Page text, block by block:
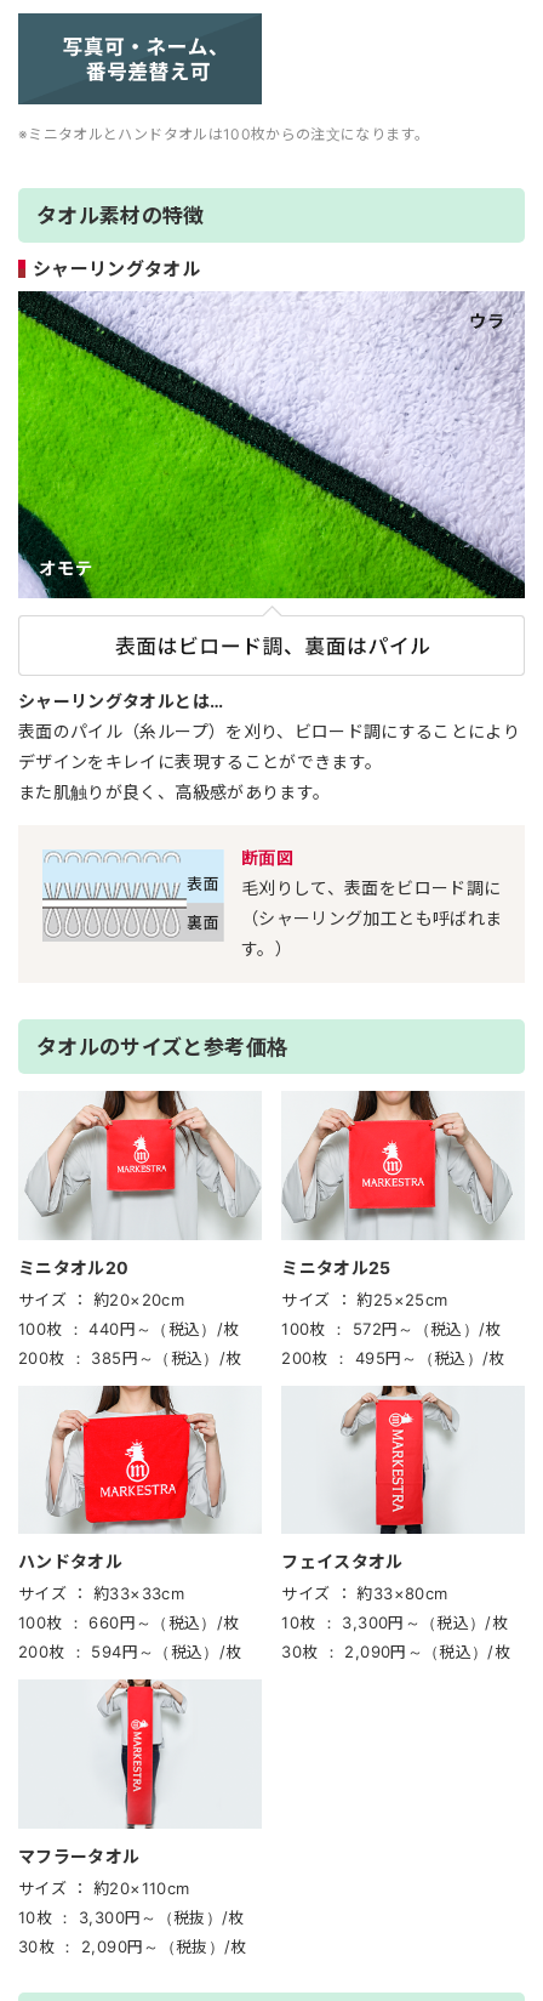
※ミニタオルとハンドタオルは100枚からの注文になります。
タオル素材の特徴
シャーリングタオル
シャーリングタオルとは…
表面のパイル（糸ループ）を刈り、ビロード調にすることにより
デザインをキレイに表現することができます。
また肌触りが良く、高級感があります。
断面図
毛刈りして、表面をビロード調に
（シャーリング加工とも呼ばれま
す。）
タオルのサイズと参考価格
ミニタオル20
サイズ ：
約20×20cm
100枚 ： 440円～（税込）/枚
200枚 ：
385円～（税込）/枚
ミニタオル25
サイズ ： 約25×25cm
100枚 ：
572円～（税込）/枚
200枚 ：
495円～（税込）/枚
ハンドタオル
サイズ ：
約33×33cm
100枚 ： 660円～（税込）/枚
200枚 ：
594円～（税込）/枚
フェイスタオル
サイズ ： 約33×80cm
10枚 ：
3,300円～（税込）/枚
30枚 ：
2,090円～（税込）/枚
マフラータオル
サイズ ：
約20×110cm
10枚 ：
3,300円～（税抜）/枚
30枚 ：
2,090円～（税抜）/枚